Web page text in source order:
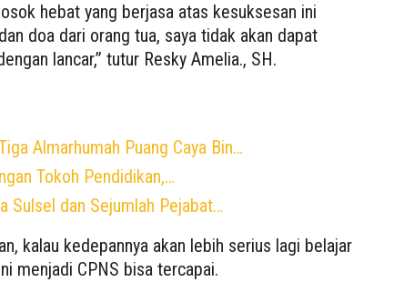
hebat yang berjasa atas kesuksesan ini
doa dari orang tua, saya tidak akan dapat
lancar,” tutur Resky Amelia., SH.
Almarhumah Puang Caya Bin…
Tokoh Pendidikan,…
Sulsel dan Sejumlah Pejabat…
kalau kedepannya akan lebih serius lagi belajar
menjadi CPNS bisa tercapai.